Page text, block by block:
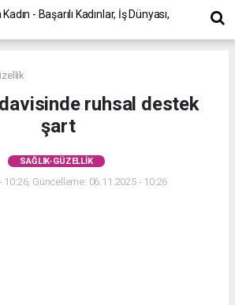
ruhsal destek
şart
SAĞLIK-GÜZELLIK
10:26, Güncelleme: 06.11.2025 - 10:26